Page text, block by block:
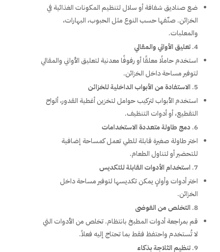
ضع صناديق شفافة أو سلال لتنظيم المكونات الغذائية في
الخزائن. صنّفها حسب النوع مثل الحبوب، البهارات،
والمعلبات.
تعليق الأواني والمقالي
استخدم حاملًا معلقًا أو رفوفًا معدنية لتعليق الأواني والمقالي
لتوفير مساحة داخل الخزائن.
الاستفادة من الأبواب الداخلية للخزائن
استخدم الأبواب لتركيب حوامل لتخزين أغطية القدور، ألواح
التقطيع، أو أدوات التنظيف.
دمج طاولة متعددة الاستخدامات
اختر طاولة صغيرة قابلة للطي تعمل كمساحة إضافية
للتحضير أو لتناول الطعام.
استخدام الأدوات القابلة للتكديس
اختر أدوات وأوانٍ يمكن تكديسها لتوفير مساحة داخل
الخزائن.
التخلص من الفوضى
قم بمراجعة أدوات المطبخ بانتظام. تخلص من الأدوات التي
لا تُستخدم واحتفظ فقط بما تحتاج إليه فعلاً.
تنظيم الثلاجة بذكاء